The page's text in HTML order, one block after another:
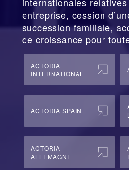
internationales
entreprise, cession
succession familiale,
de croissance pour
ACTORIA
INTERNATIONAL
ACTORIA SPAIN
ACTORIA
ALLEMAGNE